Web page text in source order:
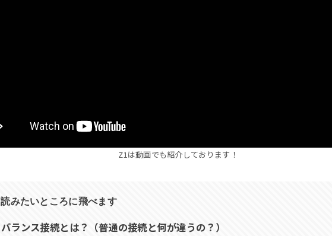
Z1は動画でも紹介しております！
読みたいところに飛べます
バランス接続とは？（普通の接続と何が違うの？）